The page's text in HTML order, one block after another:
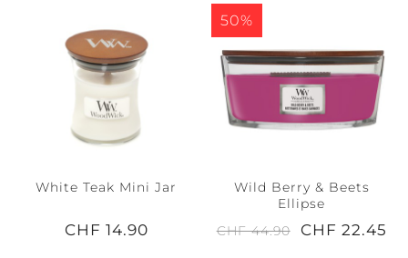
White Teak Mini Jar
CHF 14.90
50%
Wild Berry & Beets
Ellipse
CHF 44.90
CHF 22.45